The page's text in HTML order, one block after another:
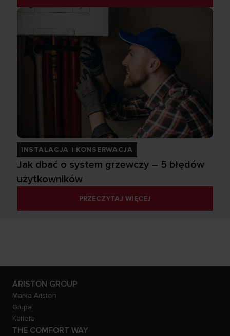
INSTALACJA I KONSERWACJA
Jak dbać o system grzewczy – 5 błędów
użytkowników
PRZECZYTAJ WIĘCEJ
ARISTON GROUP
Marka Ariston
Grupa
Kariera
THE COMFORT WAY